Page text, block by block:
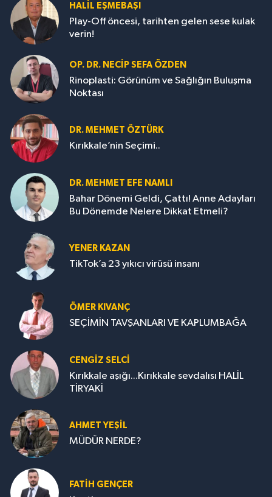
HALIL EŞMEBAŞI
Play-Off öncesi, tarihten gelen sese kulak
verin!
OP. DR. NECIP SEFA ÖZDEN
Rinoplasti: Görünüm ve Sağlığın Buluşma
Noktası
DR. MEHMET ÖZTÜRK
Kırıkkale’nin Seçimi..
DR. MEHMET EFE NAMLI
Bahar Dönemi Geldi, Çattı! Anne Adayları
Bu Dönemde Nelere Dikkat Etmeli?
YENER KAZAN
TikTok’a 23 yıkıcı virüsü insanı
ÖMER KIVANÇ
SEÇİMİN TAVŞANLARI VE KAPLUMBAĞA
CENGİZ SELCİ
Kırıkkale aşığı...Kırıkkale sevdalısı HALİL
TİRYAKİ
AHMET YEŞİL
MÜDÜR NERDE?
FATIH GENÇER